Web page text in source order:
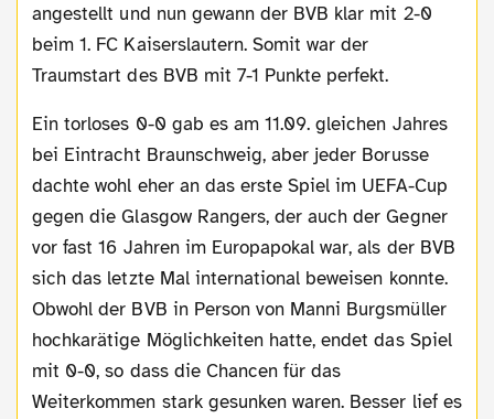
angestellt und nun gewann der BVB klar mit 2-0
beim 1. FC Kaiserslautern. Somit war der
Traumstart des BVB mit 7-1 Punkte perfekt.
Ein torloses 0-0 gab es am 11.09. gleichen Jahres
bei Eintracht Braunschweig, aber jeder Borusse
dachte wohl eher an das erste Spiel im UEFA-Cup
gegen die Glasgow Rangers, der auch der Gegner
vor fast 16 Jahren im Europapokal war, als der BVB
sich das letzte Mal international beweisen konnte.
Obwohl der BVB in Person von Manni Burgsmüller
hochkarätige Möglichkeiten hatte, endet das Spiel
mit 0-0, so dass die Chancen für das
Weiterkommen stark gesunken waren. Besser lief es